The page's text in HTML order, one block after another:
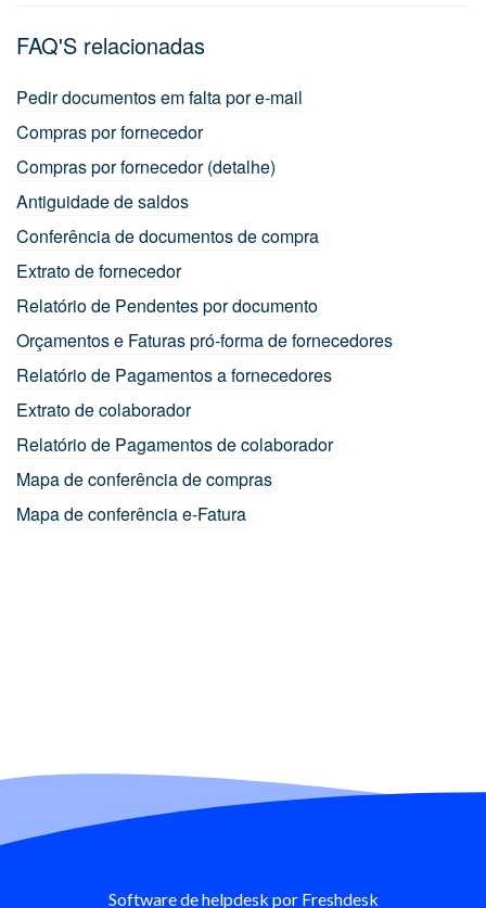
FAQ'S relacionadas
Pedir documentos em falta por e-mail
Compras por fornecedor
Compras por fornecedor (detalhe)
Antiguidade de saldos
Conferência de documentos de compra
Extrato de fornecedor
Relatório de Pendentes por documento
Orçamentos e Faturas pró-forma de fornecedores
Relatório de Pagamentos a fornecedores
Extrato de colaborador
Relatório de Pagamentos de colaborador
Mapa de conferência de compras
Mapa de conferência e-Fatura
Software de helpdesk por Freshdesk